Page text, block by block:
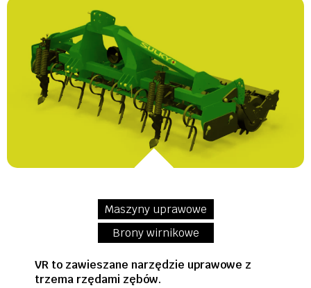
Maszyny uprawowe
Brony wirnikowe
VR to zawieszane narzędzie uprawowe z
trzema rzędami zębów.